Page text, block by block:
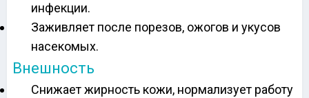
инфекции.
Заживляет после порезов, ожогов и укусов
насекомых.
Внешность
Снижает жирность кожи, нормализует работу